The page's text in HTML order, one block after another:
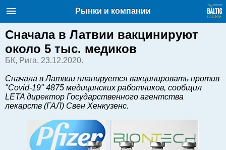
Балтийский курс. Новости и
аналитика
English
Очерки по новейшей истории
Латвии
Аналитика
Инвестиции
Рынки и компании
Сначала в Латвии вакцинируют
около 5 тыс. медиков
БК, Рига, 23.12.2020.
Сначала в Латвии планируется вакцинировать против
"Covid-19" 4875 медицинских работников, сообщил
LETA директор Государственного агентства
лекарств (ГАЛ) Свен Хенкузенс.